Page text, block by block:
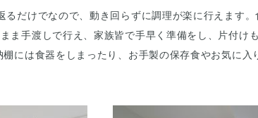
だけでなので、動き回らずに調理が楽に行えます
ま手渡しで行え、家族皆で手早く準備をし、片付け
には食器をしまったり、お手製の保存食やお気に入